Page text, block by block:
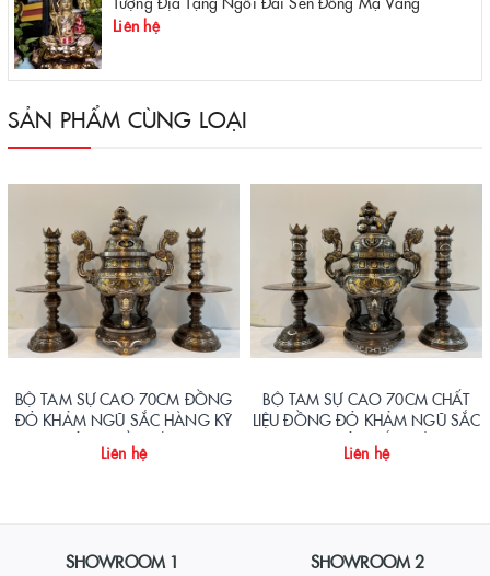
Liên hệ
SẢN PHẨM CÙNG LOẠI
BỘ TAM SỰ CAO 70CM ĐỒNG
ĐỎ KHẢM NGŨ SẮC HÀNG KỸ
KHẢM NHIỀU VÀNG
Liên hệ
BỘ TAM SỰ CAO 70CM CHẤT
LIỆU ĐỒNG ĐỎ KHẢM NGŨ SẮC
TINH XẢO SẮC NÉT
Liên hệ
SHOWROOM 1 SHOWROOM 2